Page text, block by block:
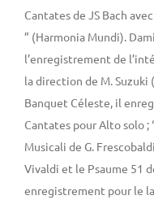
Cantates de JS Bach
” (Harmonia Mundi).
l’enregistrement de
la direction de M. Suzuki
Banquet Céleste, il
Cantates pour Alto solo
Musicali de G.
Vivaldi et le Psaume 51
enregistrement pour le